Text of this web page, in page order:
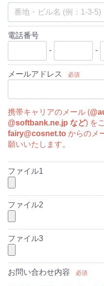
電話番号
-
-
メールアドレス 必須
携帯キャリアのメール (
@softbank.ne.jp など) を
fairy@cosnet.to からのメ
願いいたします。
ファイル1
ファイル2
ファイル3
お問い合わせ内容 必須